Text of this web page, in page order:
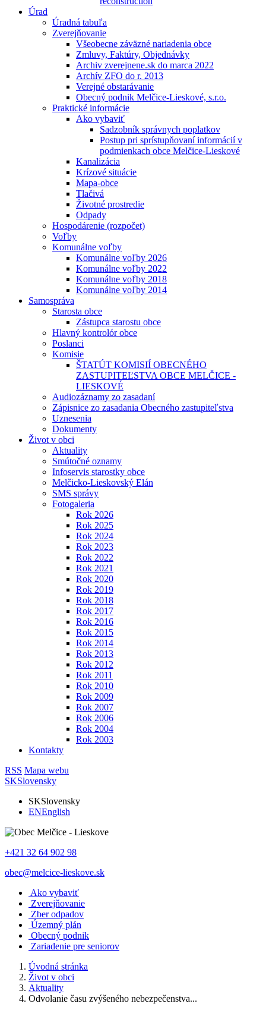
Úrad
Úradná tabuľa
Zverejňovanie
Všeobecne záväzné nariadenia obce
Zmluvy, Faktúry, Objednávky
Archiv zverejnene.sk do marca 2022
Archív ZFO do r. 2013
Verejné obstarávanie
Obecný podnik Melčice-Lieskové, s.r.o.
Praktické informácie
Ako vybaviť
Sadzobník správnych poplatkov
Postup pri sprístupňovaní informácií v
podmienkach obce Melčice-Lieskové
Kanalizácia
Krízové situácie
Mapa-obce
Tlačivá
Životné prostredie
Odpady
Hospodárenie (rozpočet)
Voľby
Komunálne voľby
Komunálne voľby 2026
Komunálne voľby 2022
Komunálne voľby 2018
Komunálne voľby 2014
Samospráva
Starosta obce
Zástupca starostu obce
Hlavný kontrolór obce
Poslanci
Komisie
ŠTATÚT KOMISIÍ OBECNÉHO
ZASTUPITEĽSTVA OBCE MELČICE -
LIESKOVÉ
Audiozáznamy zo zasadaní
Zápisnice zo zasadania Obecného zastupiteľstva
Uznesenia
Dokumenty
Život v obci
Aktuality
Smútočné oznamy
Infoservis starostky obce
Melčicko-Lieskovský Elán
SMS správy
Fotogaleria
Rok 2026
Rok 2025
Rok 2024
Rok 2023
Rok 2022
Rok 2021
Rok 2020
Rok 2019
Rok 2018
Rok 2017
Rok 2016
Rok 2015
Rok 2014
Rok 2013
Rok 2012
Rok 2011
Rok 2010
Rok 2009
Rok 2007
Rok 2006
Rok 2004
Rok 2003
Kontakty
RSS Mapa webu
SKSlovensky
SKSlovensky
ENEnglish
+421 32 64 902 98
obec@melcice-lieskove.sk
Ako vybaviť
Zverejňovanie
Zber odpadov
Územný plán
Obecný podnik
Zariadenie pre seniorov
Úvodná stránka
Život v obci
Aktuality
Odvolanie času zvýšeného nebezpečenstva...